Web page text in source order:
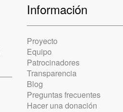
Información
Proyecto
Equipo
Patrocinadores
Transparencia
Blog
Preguntas frecuentes
Hacer una donación